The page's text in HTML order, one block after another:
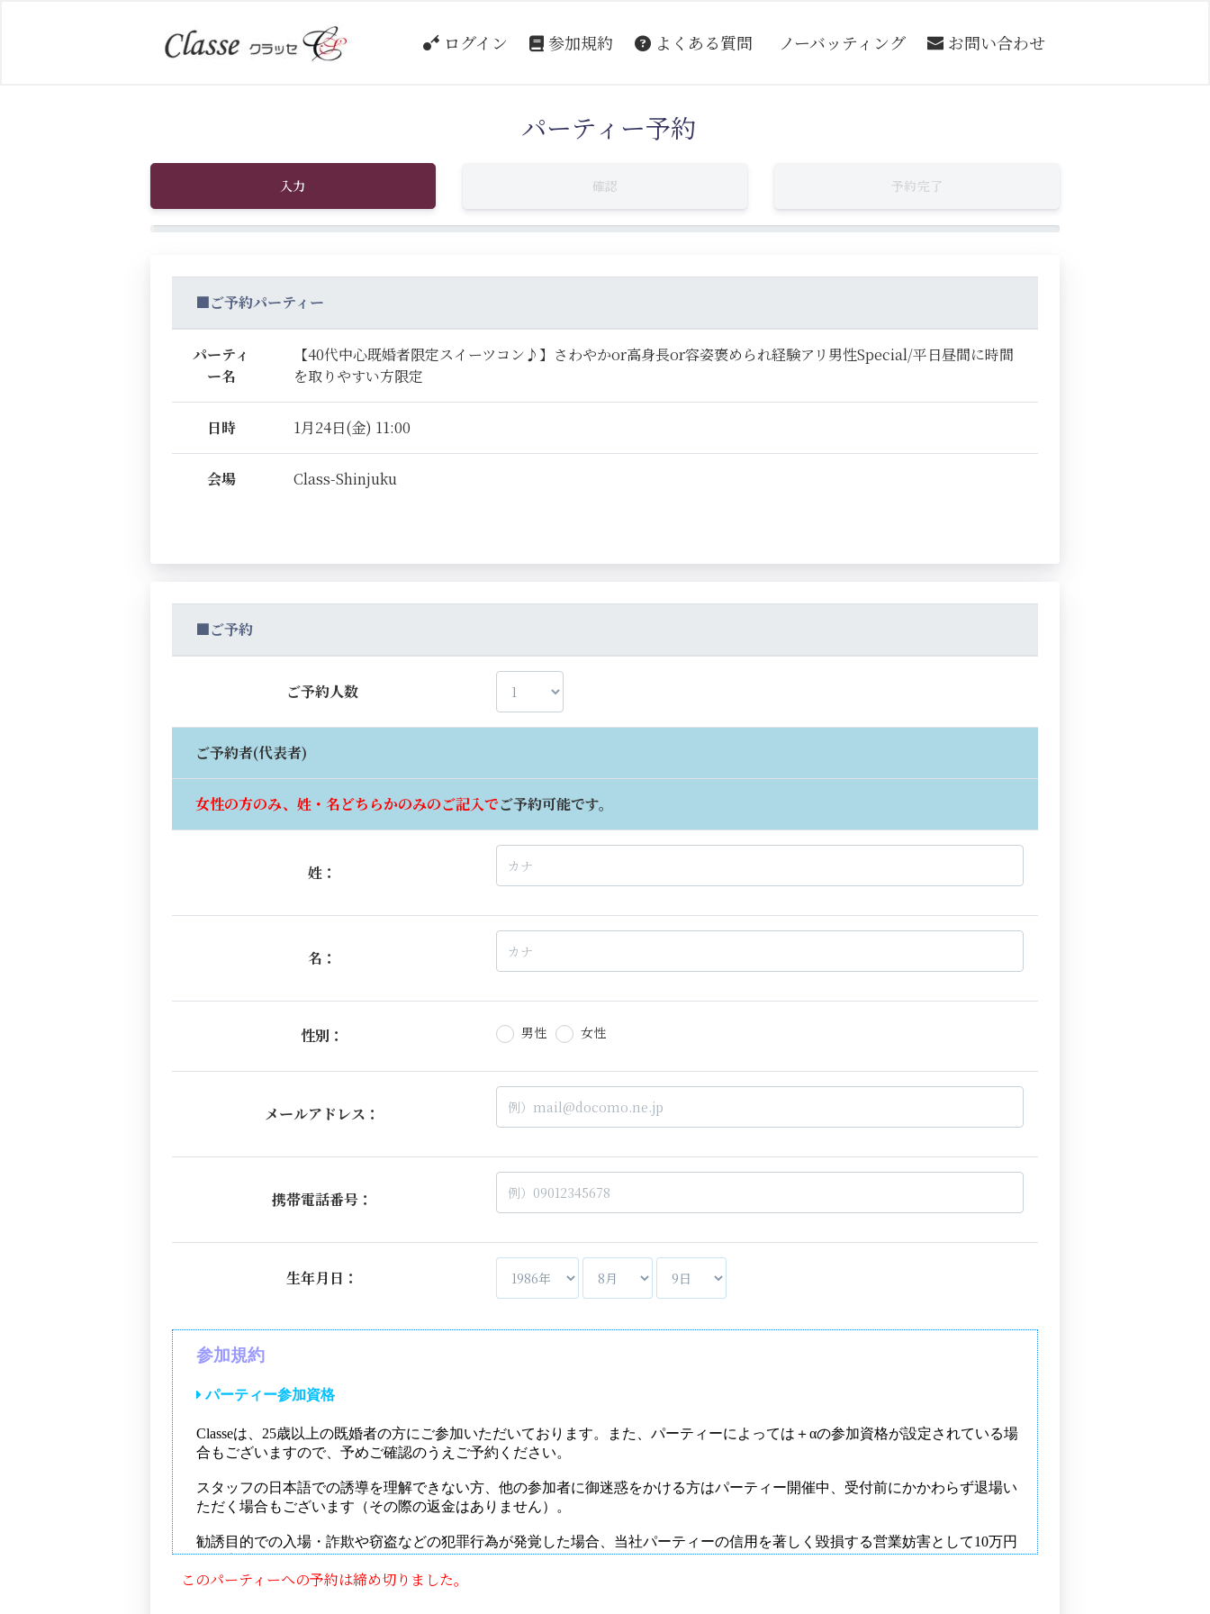
ログイン 参加規約 よくある質問 ノーバッティング お問い合わせ
パーティー予約
入力 確認 予約完了
■ご予約パーティー
パーティ
ー名
【40代中心既婚者限定スイーツコン♪】さわやかor高身長or容姿褒められ経験アリ男性Special/平日昼間に時間
を取りやすい方限定
日時 1月24日(金) 11:00
会場 Class-Shinjuku
■ご予約
ご予約人数
ご予約者(代表者)
女性の方のみ、姓・名どちらかのみのご記入でご予約可能です。
姓：
名：
性別： 男性 女性
メールアドレス：
携帯電話番号：
生年月日：
このパーティーへの予約は締め切りました。